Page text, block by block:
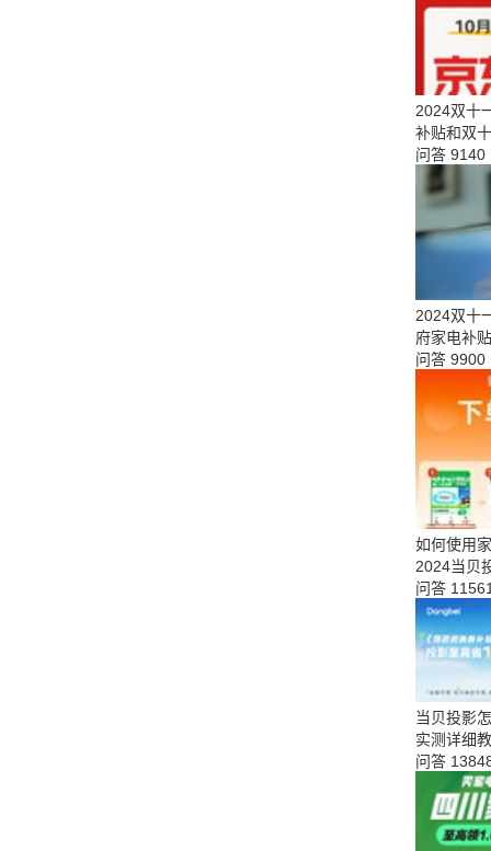
2024双十
补贴和双
问答 9140
2024双十
府家电补
问答 9900
如何使用
2024当贝
问答
当贝投影
实测详细
问答